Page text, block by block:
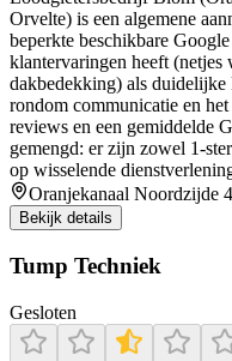
Orvelte) is een algemene
beperkte beschikbare
klantervaringen heeft (netjes
dakbedekking) als
rondom communicatie en
reviews en een gemiddelde
gemengd: er zijn zowel 1-
op wisselende
Oranjekanaal Noordzijde
Bekijk details
Tump Techniek
Gesloten